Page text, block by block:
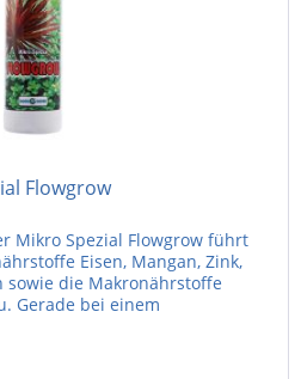
Flowgrow
Mikro Spezial Flowgrow führt
Eisen, Mangan, Zink,
die Makronährstoffe
Gerade bei einem